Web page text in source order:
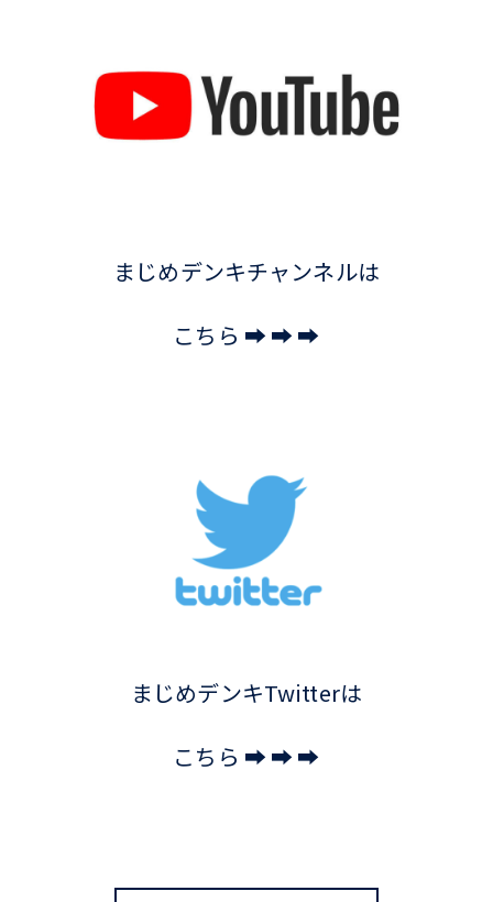
まじめデンキチャンネルは
こちら ➡ ➡ ➡
まじめデンキTwitterは
こちら ➡ ➡ ➡